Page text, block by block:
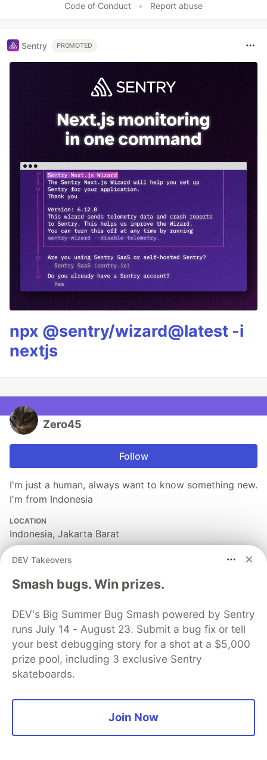
Code of Conduct • Report abuse
Sentry PROMOTED
npx @sentry/wizard@latest -i
nextjs
Zero45
Follow
I'm just a human, always want to know something new.
I'm from Indonesia
LOCATION
Indonesia, Jakarta Barat
UKRIDA
WORK
JOINED
Trending onDEV Community
P Was Already Gone.
career #programming
DEV Takeovers
Smash bugs. Win prizes.
DEV's Big Summer Bug Smash powered by Sentry
runs July 14 - August 23. Submit a bug fix or tell
your best debugging story for a shot at a $5,000
prize pool, including 3 exclusive Sentry
skateboards.
Join Now